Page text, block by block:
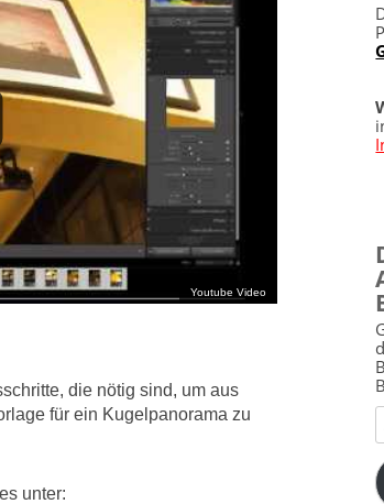
die nötig sind, um aus
für ein Kugelpanorama zu
unter: